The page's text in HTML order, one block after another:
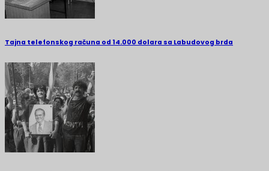
Tajna telefonskog računa od 14.000 dolara sa Labudovog brda